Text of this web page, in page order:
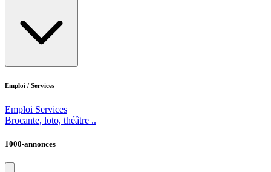
Emploi / Services
Emploi Services
Brocante, loto, théâtre ..
1000-annonces